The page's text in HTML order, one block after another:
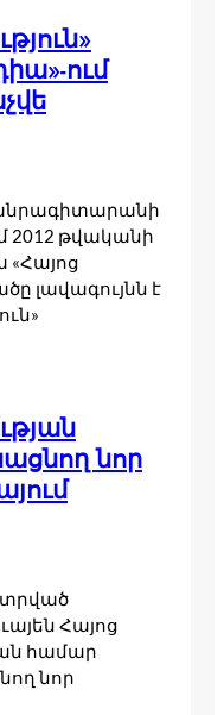
ում
2012 թվականի
«Հայոց
լավագույնն է
նոր
Հայոց
համար
նոր